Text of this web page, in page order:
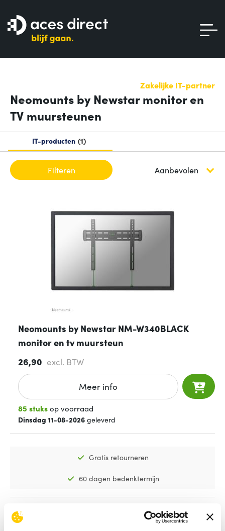
Zakelijke IT-partner
Neomounts by Newstar monitor en
TV muursteunen
IT-producten 1
Filteren
Neomounts by Newstar NM-W340BLACK
monitor en tv muursteun
26,90 excl. BTW
Meer info
85 stuksop voorraad
Dinsdag 11-08-2026 geleverd
Gratis retourneren
60 dagen bedenktermijn